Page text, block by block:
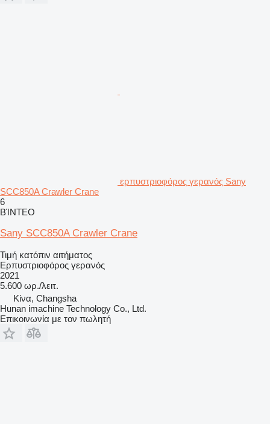
ερπυστριοφόρος γερανός Sany
SCC850A Crawler Crane
6
ΒΊΝΤΕΟ
Sany SCC850A Crawler Crane
Τιμή κατόπιν αιτήματος
Ερπυστριοφόρος γερανός
2021
5.600 ωρ./λειτ.
Κίνα, Changsha
Hunan imachine Technology Co., Ltd.
Επικοινωνία με τον πωλητή